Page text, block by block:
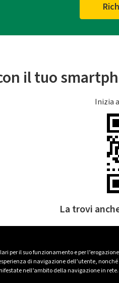
per il suo funzionamento e per
di navigazione dell’utente,
nell’ambito della navigazione in
il tuo
Inizia
La trovi